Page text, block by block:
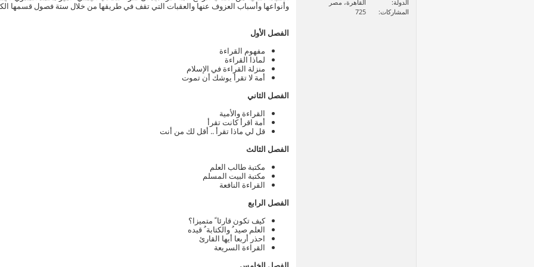
الدولة
القاهرة، مصر
المشاركات
725
وأنواعها وأسباب العزوف عنها والعقبات التي تقف في طريقها من خلال ستة فصول قسمها
الفصل الأول
مفهوم القراءة
لماذا القراءة
منزلة القراءة في الإسلام
أمة لا تقرأ يوشك أن تموت
الفصل الثاني
القراءة والأمية
أمة اقرأ كانت تقرأ
قل لي ماذا تقرأ .. أقل لك من أنت
الفصل الثالث
مكتبة طالب العلم
مكتبة البيت المسلم
القراءة النافعة
الفصل الرابع
كيف تكون قارئا ً متميزا؟
العلم صيد ُ والكتابة ُ قيده
احذر أربعا أيها القارئ
القراءة السريعة